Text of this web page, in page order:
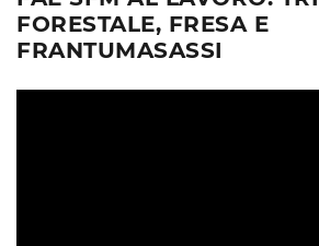
FORESTALE, FRESA E
FRANTUMASASSI